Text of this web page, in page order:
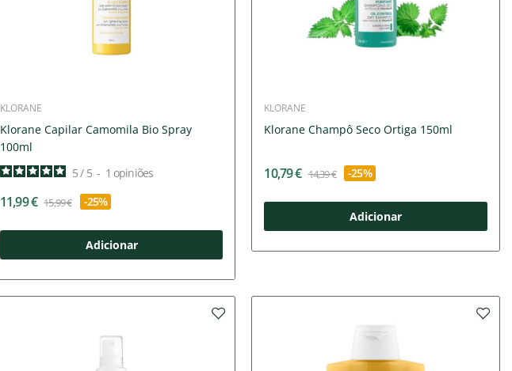
KLORANE
Klorane Capilar Camomila Bio Spray
100ml
5/ 5 - 1 opiniões
11,99 € 15,99 € -25%
Adicionar
KLORANE
Klorane Champô Seco Ortiga 150ml
10,79 € 14,39 € -25%
Adicionar